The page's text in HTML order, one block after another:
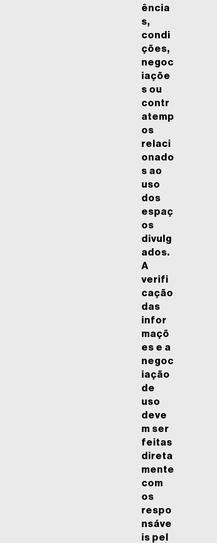
ência
s,
condi
ções,
negoc
iaçõe
s ou
contr
atemp
os
relaci
onado
s ao
uso
dos
espaç
os
divulg
ados.
A
verifi
cação
das
infor
maçõ
es e a
negoc
iação
de
uso
deve
m ser
feitas
direta
mente
com
os
respo
nsáve
is pel